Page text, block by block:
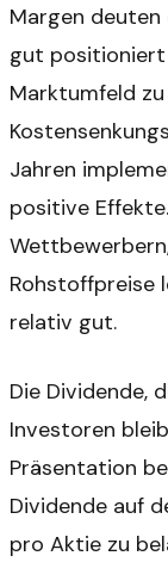
Margen deuten
gut positioniert
Marktumfeld
Jahren
positive
Rohstoffpreise
relativ gut.
Die Dividende,
Investoren
Präsentation
Dividende auf
pro Aktie zu